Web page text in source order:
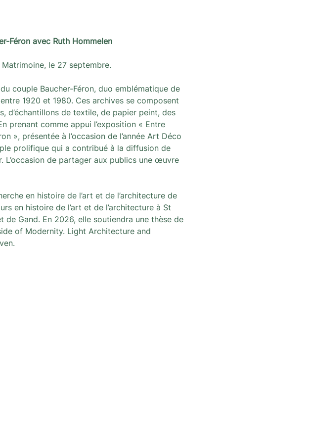
Féron avec Ruth Hommelen
le 27 septembre.
couple Baucher-Féron, duo emblématique de
1920 et 1980. Ces archives se composent
d’échantillons de textile, de papier peint, des
prenant comme appui l’exposition « Entre
», présentée à l’occasion de l’année Art Déco
prolifique qui a contribué à la diffusion de
L’occasion de partager aux publics une œuvre
en histoire de l’art et de l’architecture de
en histoire de l’art et de l’architecture à St
de Gand. En 2026, elle soutiendra une thèse de
of Modernity. Light Architecture and